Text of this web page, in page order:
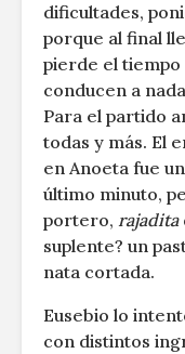
dificultades,
porque al final
pierde el tiempo
conducen a
Para el partido
todas y más. El
en Anoeta fue
último minuto,
portero, rajadita
suplente? un
nata cortada.
Eusebio lo
con distintos